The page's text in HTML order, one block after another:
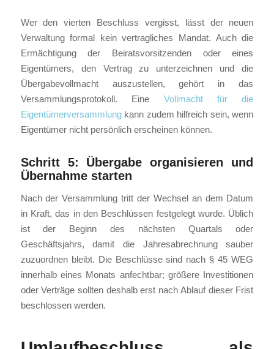
Wer den vierten Beschluss vergisst, lässt der neuen
Verwaltung formal kein vertragliches Mandat. Auch die
Ermächtigung der Beiratsvorsitzenden oder eines
Eigentümers, den Vertrag zu unterzeichnen und die
Übergabevollmacht auszustellen, gehört in das
Versammlungsprotokoll. Eine Vollmacht für die
Eigentümerversammlungkann zudem hilfreich sein, wenn
Eigentümer nicht persönlich erscheinen können.
Schritt 5: Übergabe organisieren und
Übernahme starten
Nach der Versammlung tritt der Wechsel an dem Datum
in Kraft, das in den Beschlüssen festgelegt wurde. Üblich
ist der Beginn des nächsten Quartals oder
Geschäftsjahrs, damit die Jahresabrechnung sauber
zuzuordnen bleibt. Die Beschlüsse sind nach § 45 WEG
innerhalb eines Monats anfechtbar; größere Investitionen
oder Verträge sollten deshalb erst nach Ablauf dieser Frist
beschlossen werden.